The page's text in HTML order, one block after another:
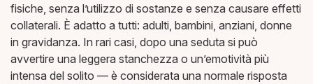
fisiche, senza l’utilizzo di sostanze e senza causare effetti
collaterali. È adatto a tutti: adulti, bambini, anziani, donne
in gravidanza. In rari casi, dopo una seduta si può
avvertire una leggera stanchezza o un’emotività più
intensa del solito — è considerata una normale risposta